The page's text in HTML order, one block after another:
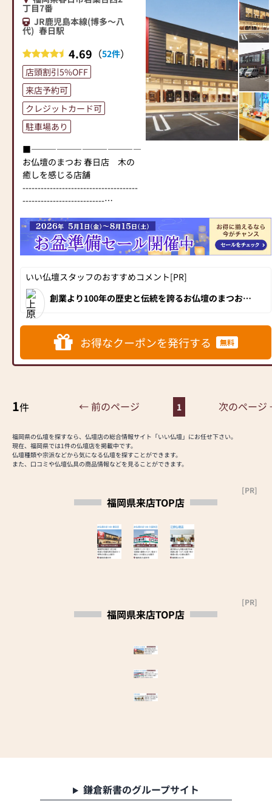
ております。
是非、「工場のあるお店 お
ぶつだんの浄光」へお越しく
◆◆◆おぶつだんの浄光おす
すめポイント◆◆◆
・自社工場によるアフターメ
ンテナスの充実。
・お仏壇の展示本数は常時200
基以上で地域一番。（唐木仏
壇、金仏壇、神徒壇、モダン
仏壇など種類が豊富）
・在家用、寺院用の仏具をは
じめ、多種にわたって仏像も
珠なども豊富に取り揃えてお
ります。
丁目7番
JR鹿児島本線(博多～八
代) 春日駅
4.69 （52件）
店頭割引5%OFF
来店予約可
クレジットカード可
駐車場あり
■―――――――――――――――――――――――――――■
お仏壇のまつお 春日店 木の
癒しを感じる店舗
--------------------------------------
---------------------------
意いたしました！
オープン特価で皆さまのご来
店を、心よりお待ちいたして
「自社工房まつお」ではお仏
壇仏具の製造・修復を行って
おり、アフターも安心です。
■―――――――――――――――――――――――――――■
お仏壇に手を合わせる感謝の
気持ちが、あなたの心を豊か
にします。
をいたします。
しては、クーポンご利用いた
だけません（ギフト券対象
外）のでご了承ください。
いい仏壇スタッフのおすすめコメント[PR]
創業より100年の歴史と伝統を誇るお仏壇のまつお
は、平成29年2月、福岡県春日市に「お仏壇のまつ
近く、大宰府インターからも15分と交通アクセスも抜
群！インテリアショップのような洗練されたおしゃれ
な内装は、男女問わずお客様から大変好評です。新型
のモダン仏壇を中心に100本ほどの商品を展示。2階に
は伝統的な金仏壇と唐木仏壇が20本ほど展示されてお
り、予算や好みに合わせてさまざまなサイズや色合
お得なクーポンを発行する 無料
1件 ← 前のページ 1 次のペー
福岡県の仏壇を探すなら、仏壇店の総合情報サイト「いい仏壇」にお任せ下さい。
現在、福岡県では1件の仏壇店を掲載中です。
仏壇種類や宗派などから気になる仏壇を探すことができます。
また、口コミや仏壇仏具の商品情報などを見ることができます。
福岡県来店TOP店
[PR]
福岡県来店TOP店
[PR]
鎌倉新書のグループサイト